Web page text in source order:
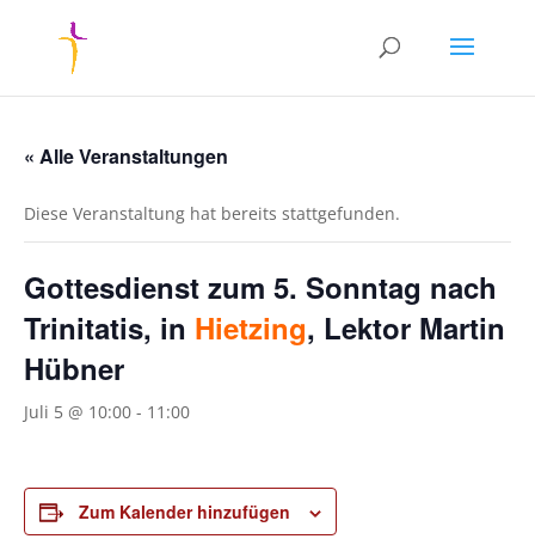
« Alle Veranstaltungen
Diese Veranstaltung hat bereits stattgefunden.
Gottesdienst zum 5. Sonntag nach
Trinitatis, in Hietzing, Lektor Martin
Hübner
Juli 5 @ 10:00 - 11:00
Zum Kalender hinzufügen